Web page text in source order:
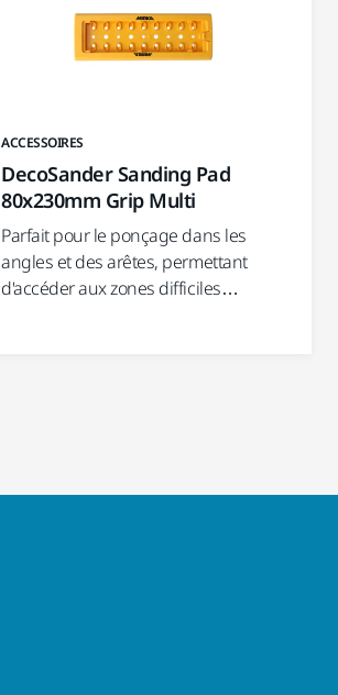
ACCESSOIRES
DecoSander Sanding Pad
80x230mm Grip Multi
Parfait pour le ponçage dans les
angles et des arêtes, permettant
d'accéder aux zones difficiles…